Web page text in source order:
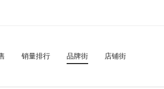
销量排行 品牌街 店铺街